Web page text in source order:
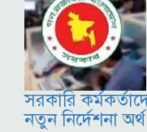
সরকারি
নতুন নির্দেশনা অর্থ